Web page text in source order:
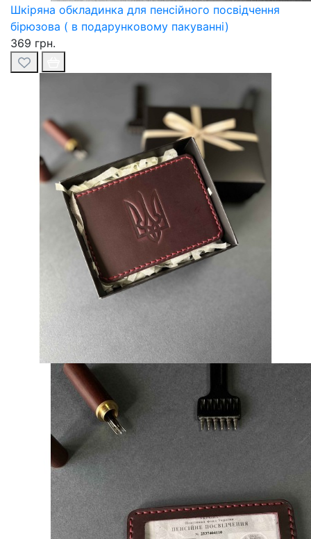
Шкіряна обкладинка для пенсійного посвідчення
бірюзова ( в подарунковому пакуванні)
369 грн.